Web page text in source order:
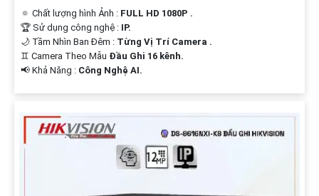
🔅 Chất lượng hình Ảnh : FULL HD 1080P .
🏆 Sử dụng công nghệ : IP.
🌙 Tầm Nhìn Ban Đêm : Từng Vị Trí Camera .
♊ Camera Theo Mẫu Đầu Ghi 16 kênh.
️📢 Khả Năng : Công Nghệ AI.